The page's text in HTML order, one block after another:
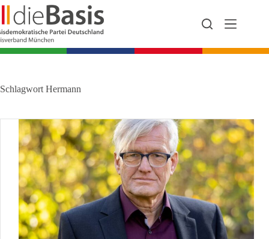
Zum
Inhalt
springen
Schlagwort Hermann